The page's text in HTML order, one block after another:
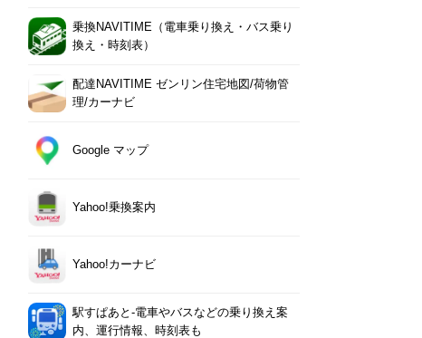
乗換NAVITIME（電車乗り換え・バス乗り
換え・時刻表）
配達NAVITIME ゼンリン住宅地図/荷物管
理/カーナビ
Google マップ
Yahoo!乗換案内
Yahoo!カーナビ
駅すぱあと-電車やバスなどの乗り換え案
内、運行情報、時刻表も